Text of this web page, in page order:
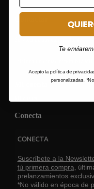
Conecta
CONECTA
Suscríbete a la
tú primera compra,
prelanzamientos
*No válido en época de
Te
Acepto la política de
personalizadas.